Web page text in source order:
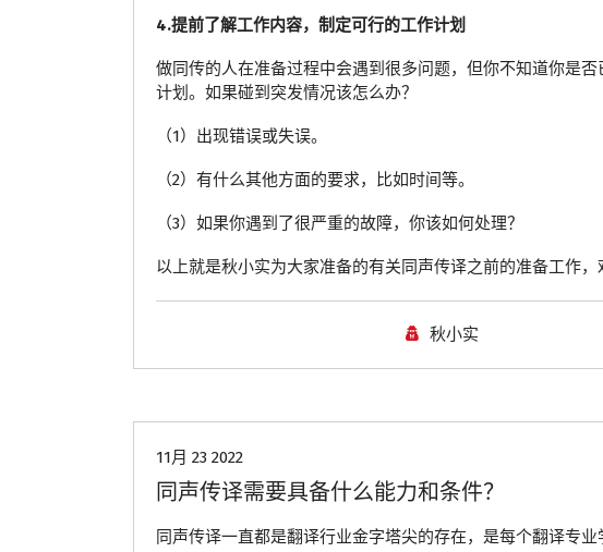
4.提前了解工作内容，制定可行的工作计划
做同传的人在准备过程中会遇到很多问题，但你不知道你是
计划。如果碰到突发情况该怎么办？
（1）出现错误或失误。
（2）有什么其他方面的要求，比如时间等。
（3）如果你遇到了很严重的故障，你该如何处理？
以上就是秋小实为大家准备的有关同声传译之前的准备工作
秋小实
11月 23 2022
同声传译需要具备什么能力和条件？
同声传译一直都是翻译行业金字塔尖的存在，是每个翻译专